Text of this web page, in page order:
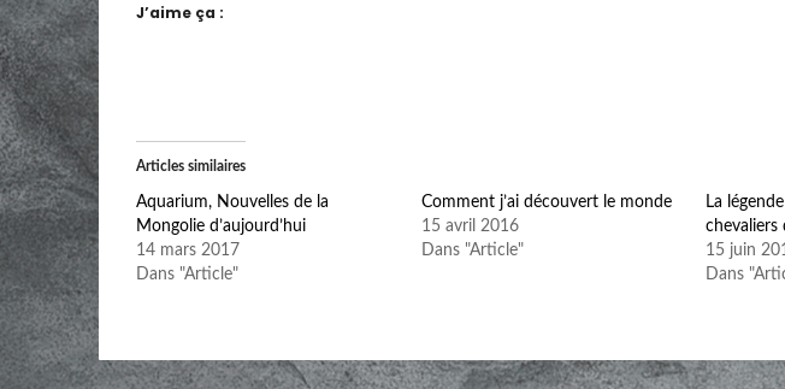
J’aime ça :
Articles similaires
Aquarium, Nouvelles de la
Mongolie d’aujourd’hui
14 mars 2017
Dans "Article"
Comment j’ai découvert le monde
15 avril 2016
Dans "Article"
La
chevaliers
15 juin
Dans